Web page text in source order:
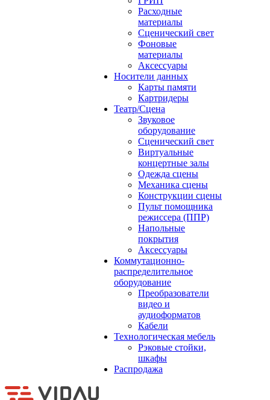
Расходные
материалы
Сценический свет
Фоновые
материалы
Аксессуары
Носители данных
Карты памяти
Картридеры
Театр/Сцена
Звуковое
оборудование
Сценический свет
Виртуальные
концертные залы
Одежда сцены
Механика сцены
Конструкции сцены
Пульт помощника
режиссера (ППР)
Напольные
покрытия
Аксессуары
Коммутационно-
распределительное
оборудование
Преобразователи
видео и
аудиоформатов
Кабели
Технологическая мебель
Рэковые стойки,
шкафы
Распродажа